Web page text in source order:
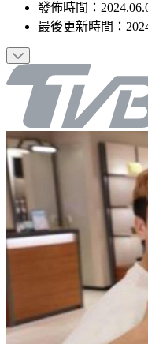
發佈時間：
最後更新時間：